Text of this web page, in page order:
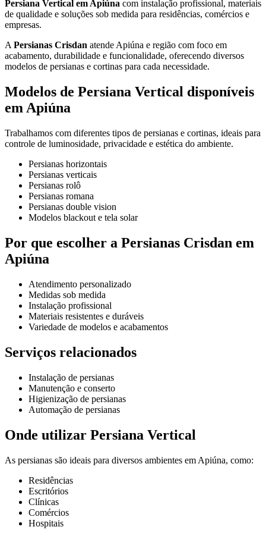
Persiana Vertical em Apiúna com instalação profissional, materiais
de qualidade e soluções sob medida para residências, comércios e
empresas.
A Persianas Crisdan atende Apiúna e região com foco em
acabamento, durabilidade e funcionalidade, oferecendo diversos
modelos de persianas e cortinas para cada necessidade.
Modelos de Persiana Vertical disponíveis
em Apiúna
Trabalhamos com diferentes tipos de persianas e cortinas, ideais para
controle de luminosidade, privacidade e estética do ambiente.
Persianas horizontais
Persianas verticais
Persianas rolô
Persianas romana
Persianas double vision
Modelos blackout e tela solar
Por que escolher a Persianas Crisdan em
Apiúna
Atendimento personalizado
Medidas sob medida
Instalação profissional
Materiais resistentes e duráveis
Variedade de modelos e acabamentos
Serviços relacionados
Instalação de persianas
Manutenção e conserto
Higienização de persianas
Automação de persianas
Onde utilizar Persiana Vertical
As persianas são ideais para diversos ambientes em Apiúna, como:
Residências
Escritórios
Clínicas
Comércios
Hospitais